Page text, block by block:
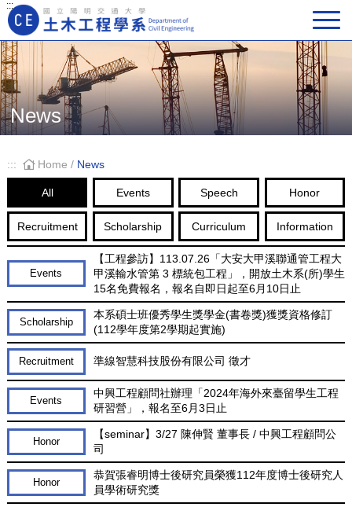
:::
Main Navigation
News
::: Home / News
All Events Speech Honor
Recruitment Scholarship Curriculum Information
Events
【工程參訪】113.07.26「大安大甲溪聯通管工程大
甲溪輸水管第 3 標統包工程」，開放土木系(所)學生
15名免費報名，報名自即日起至6月10日止
Scholarship
本系碩士班優秀學生獎學金(書卷獎)獲獎資格修訂
(112學年度第2學期起實施)
Recruitment 準線智慧科技股份有限公司 徵才
Events
中興工程顧問社辦理「2024年海外來臺留學生工程
研習營」，報名至6月3日止
Honor
【seminar】3/27 陳伸賢 董事長 / 中興工程顧問公
司
Honor
恭賀張睿明博士後研究員榮獲112年度博士後研究人
員學術研究獎